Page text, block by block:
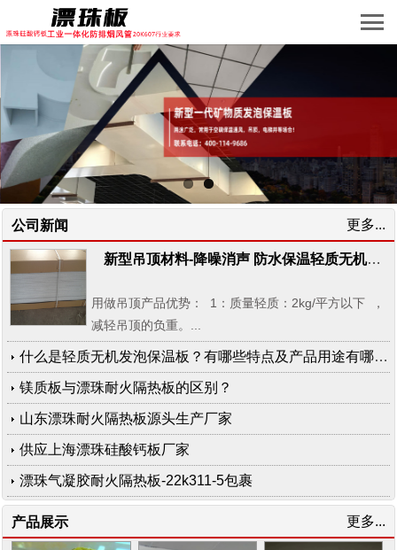
更多...
公司新闻
新型吊顶材料-降噪消声 防水保温轻质无机质发泡板一体化板 高发泡闭孔轻质板
用做吊顶产品优势： 1：质量轻质：2kg/平方以下 ，
减轻吊顶的负重。...
什么是轻质无机发泡保温板？有哪些特点及产品用途有哪些？
镁质板与漂珠耐火隔热板的区别？
山东漂珠耐火隔热板源头生产厂家
供应上海漂珠硅酸钙板厂家
漂珠气凝胶耐火隔热板-22k311-5包裹
更多...
产品展示